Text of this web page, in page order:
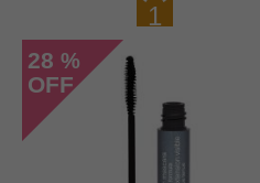
1
28 %
OFF